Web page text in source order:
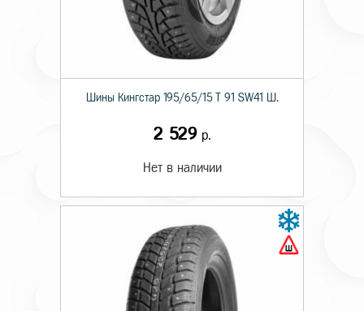
Шины Кингстар 195/65/15 T 91 SW41 Ш.
2 529р.
Нет в наличии